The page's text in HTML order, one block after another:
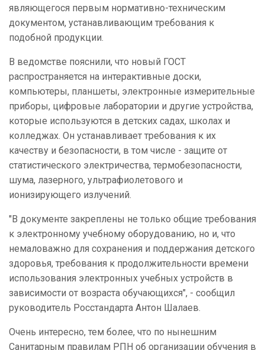
являющегося первым нормативно-техническим
документом, устанавливающим требования к
подобной продукции.
В ведомстве пояснили, что новый ГОСТ
распространяется на интерактивные доски,
компьютеры, планшеты, электронные измерительные
приборы, цифровые лаборатории и другие устройства,
которые используются в детских садах, школах и
колледжах. Он устанавливает требования к их
качеству и безопасности, в том числе - защите от
статистического электричества, термобезопасности,
шума, лазерного, ультрафиолетового и
ионизирующего излучений.
"В документе закреплены не только общие требования
к электронному учебному оборудованию, но и, что
немаловажно для сохранения и поддержания детского
здоровья, требования к продолжительности времени
использования электронных учебных устройств в
зависимости от возраста обучающихся", - сообщил
руководитель Росстандарта Антон Шалаев.
Очень интересно, тем более, что по нынешним
Санитарным правилам РПН об организации обучения в